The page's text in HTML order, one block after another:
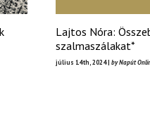
Lajtos Nóra:
szalmaszálakat*
július 14th, 2024 | by Napút